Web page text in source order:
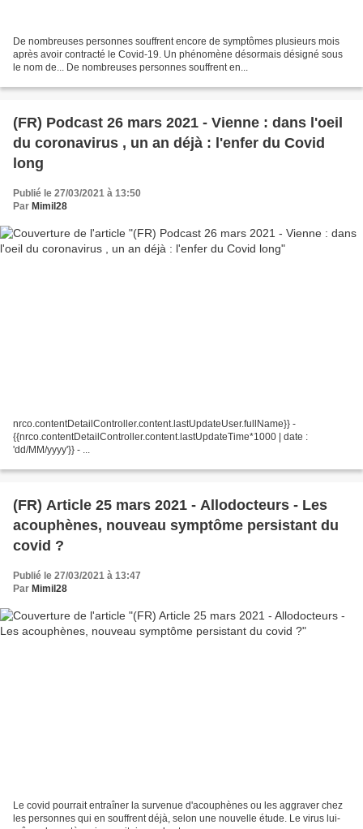
De nombreuses personnes souffrent encore de symptômes plusieurs mois
après avoir contracté le Covid-19. Un phénomène désormais désigné sous
le nom de... De nombreuses personnes souffrent en...
(FR) Podcast 26 mars 2021 - Vienne : dans l'oeil
du coronavirus , un an déjà : l'enfer du Covid
long
Publié le 27/03/2021 à 13:50
Par Mimil28
nrco.contentDetailController.content.lastUpdateUser.fullName}} -
{{nrco.contentDetailController.content.lastUpdateTime*1000 | date :
'dd/MM/yyyy'}} - ...
(FR) Article 25 mars 2021 - Allodocteurs - Les
acouphènes, nouveau symptôme persistant du
covid ?
Publié le 27/03/2021 à 13:47
Par Mimil28
Le covid pourrait entraîner la survenue d'acouphènes ou les aggraver chez
les personnes qui en souffrent déjà, selon une nouvelle étude. Le virus lui-